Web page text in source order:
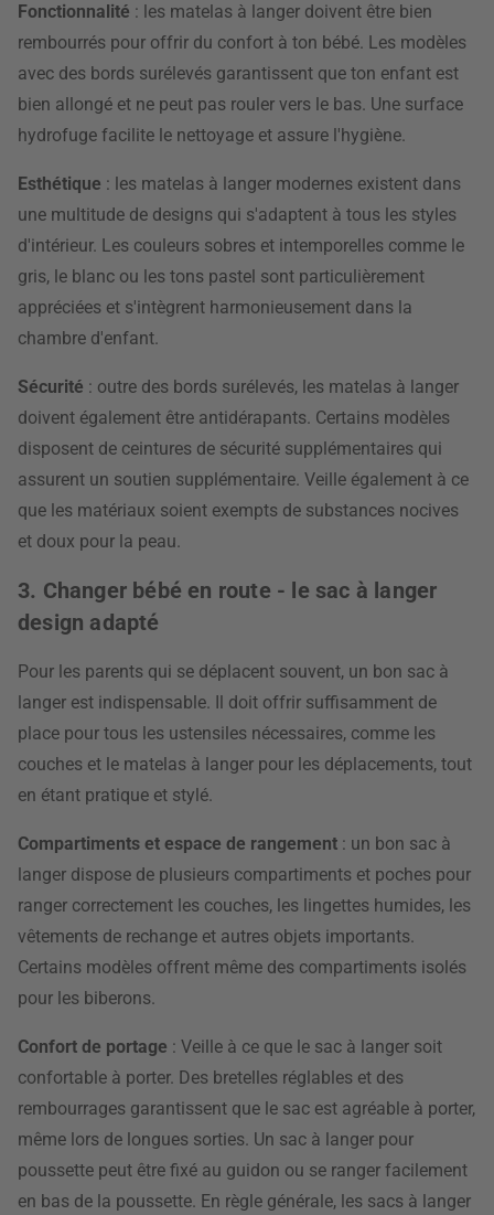
Fonctionnalité : les matelas à langer doivent être bien
rembourrés pour offrir du confort à ton bébé. Les modèles
avec des bords surélevés garantissent que ton enfant est
bien allongé et ne peut pas rouler vers le bas. Une surface
hydrofuge facilite le nettoyage et assure l'hygiène.
Esthétique : les matelas à langer modernes existent dans
une multitude de designs qui s'adaptent à tous les styles
d'intérieur. Les couleurs sobres et intemporelles comme le
gris, le blanc ou les tons pastel sont particulièrement
appréciées et s'intègrent harmonieusement dans la
chambre d'enfant.
Sécurité : outre des bords surélevés, les matelas à langer
doivent également être antidérapants. Certains modèles
disposent de ceintures de sécurité supplémentaires qui
assurent un soutien supplémentaire. Veille également à ce
que les matériaux soient exempts de substances nocives
et doux pour la peau.
3. Changer bébé en route - le sac à langer
design adapté
Pour les parents qui se déplacent souvent, un bon sac à
langer est indispensable. Il doit offrir suffisamment de
place pour tous les ustensiles nécessaires, comme les
couches et le matelas à langer pour les déplacements, tout
en étant pratique et stylé.
Compartiments et espace de rangement : un bon sac à
langer dispose de plusieurs compartiments et poches pour
ranger correctement les couches, les lingettes humides, les
vêtements de rechange et autres objets importants.
Certains modèles offrent même des compartiments isolés
pour les biberons.
Confort de portage : Veille à ce que le sac à langer soit
confortable à porter. Des bretelles réglables et des
rembourrages garantissent que le sac est agréable à porter,
même lors de longues sorties. Un sac à langer pour
poussette peut être fixé au guidon ou se ranger facilement
en bas de la poussette. En règle générale, les sacs à langer